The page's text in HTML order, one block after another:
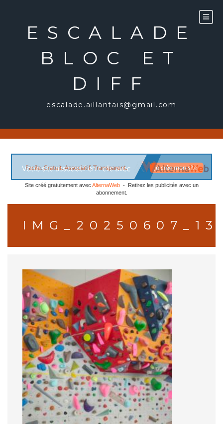
ESCALADE
BLOC ET
DIFF
escalade.aillantais@gmail.com
Site créé gratuitement avec AlternaWeb- Retirez les publicités avec un
abonnement.